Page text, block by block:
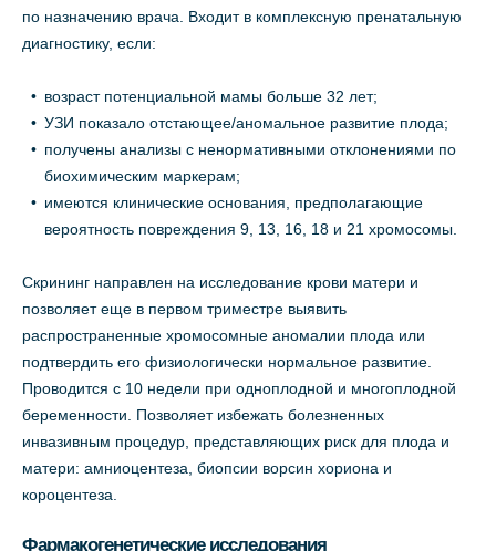
по назначению врача. Входит в комплексную пренатальную
диагностику, если:
возраст потенциальной мамы больше 32 лет;
УЗИ показало отстающее/аномальное развитие плода;
получены анализы с ненормативными отклонениями по
биохимическим маркерам;
имеются клинические основания, предполагающие
вероятность повреждения 9, 13, 16, 18 и 21 хромосомы.
Скрининг направлен на исследование крови матери и
позволяет еще в первом триместре выявить
распространенные хромосомные аномалии плода или
подтвердить его физиологически нормальное развитие.
Проводится с 10 недели при одноплодной и многоплодной
беременности. Позволяет избежать болезненных
инвазивным процедур, представляющих риск для плода и
матери: амниоцентеза, биопсии ворсин хориона и
короцентеза.
Фармакогенетические исследования